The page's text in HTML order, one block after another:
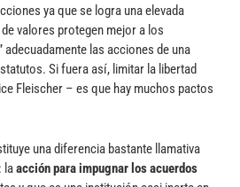
ya que se logra una elevada
valores protegen mejor a los
las acciones de una
Si fuera así, limitar la libertad
Fleischer – es que hay muchos pactos
una diferencia bastante llamativa
laacción para impugnar los acuerdos